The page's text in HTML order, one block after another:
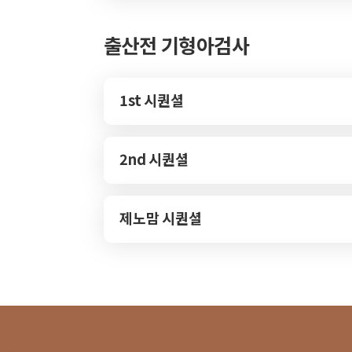
출산전 기형아검사
1st 시퀀셜
2nd 시퀀셜
제노맘 시퀀셜